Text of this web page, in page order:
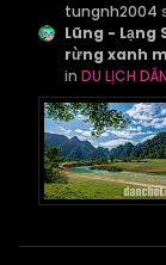
tungnh2004
Lũng - Lạng
rừng xanh
inDU LỊCH